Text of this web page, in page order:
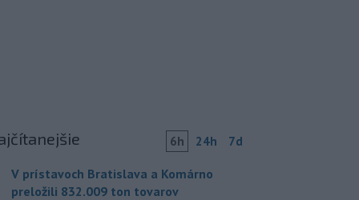
6h 24h 7d
V prístavoch Bratislava a Komárno
preložili 832.009 ton tovarov